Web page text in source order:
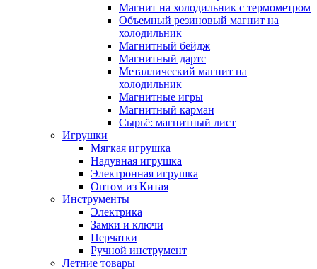
Магнит на холодильник с термометром
Объемный резиновый магнит на
холодильник
Магнитный бейдж
Магнитный дартс
Металлический магнит на
холодильник
Магнитные игры
Магнитный карман
Сырьё: магнитный лист
Игрушки
Мягкая игрушка
Надувная игрушка
Электронная игрушка
Оптом из Китая
Инструменты
Электрика
Замки и ключи
Перчатки
Ручной инструмент
Летние товары